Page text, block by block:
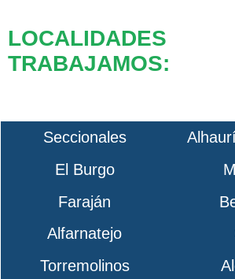
LOCALIDADES
TRABAJAMOS:
Seccionales
El Burgo
Faraján
Alfarnatejo
Torremolinos